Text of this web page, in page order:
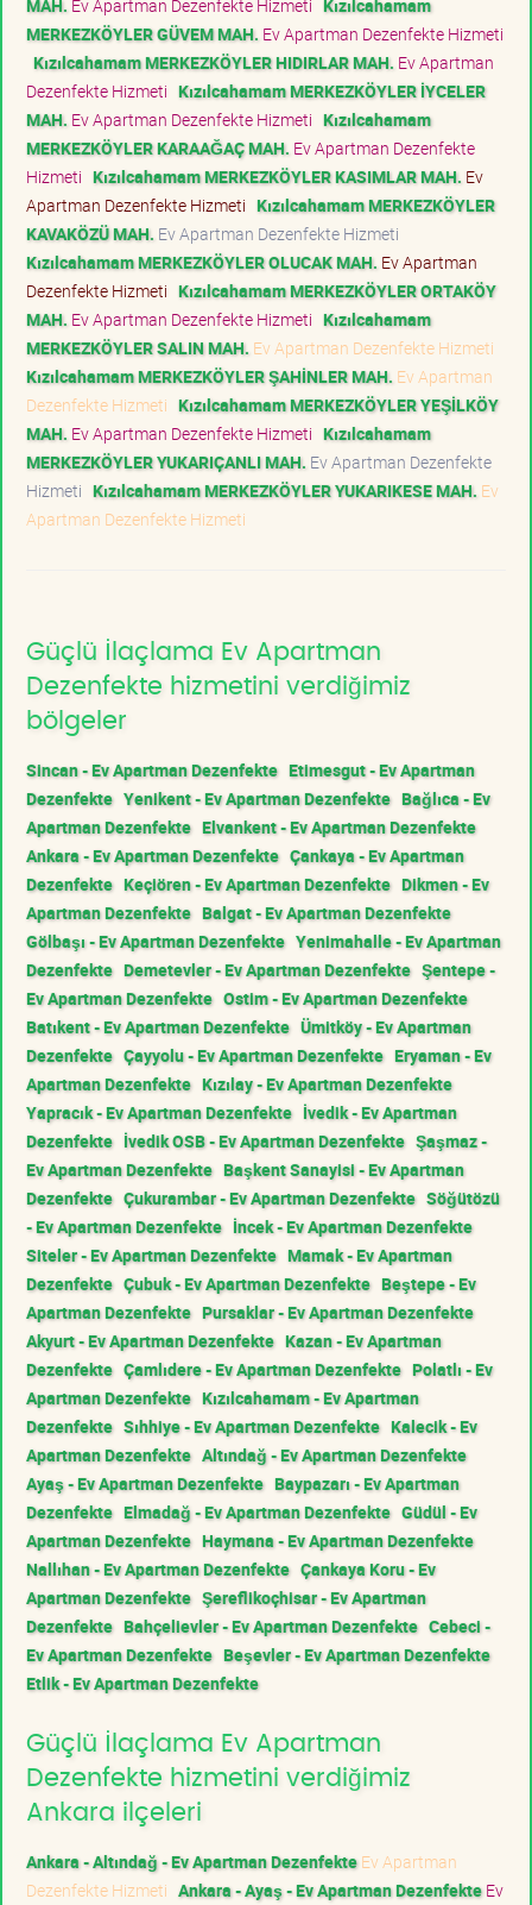
MAH. Ev Apartman Dezenfekte Hizmeti
Kızılcahamam
MERKEZKÖYLER GÜVEM MAH. Ev Apartman Dezenfekte Hizmeti
Kızılcahamam MERKEZKÖYLER HIDIRLAR MAH. Ev Apartman
Dezenfekte Hizmeti Kızılcahamam MERKEZKÖYLER İYCELER
MAH. Ev Apartman Dezenfekte Hizmeti Kızılcahamam
MERKEZKÖYLER KARAAĞAÇ MAH. Ev Apartman Dezenfekte
Hizmeti Kızılcahamam MERKEZKÖYLER KASIMLAR MAH. Ev
Apartman Dezenfekte Hizmeti Kızılcahamam MERKEZKÖYLER
KAVAKÖZÜ MAH. Ev Apartman Dezenfekte Hizmeti
Kızılcahamam MERKEZKÖYLER OLUCAK MAH. Ev Apartman
Dezenfekte Hizmeti Kızılcahamam MERKEZKÖYLER ORTAKÖY
MAH. Ev Apartman Dezenfekte Hizmeti Kızılcahamam
MERKEZKÖYLER SALIN MAH. Ev Apartman Dezenfekte Hizmeti
Kızılcahamam MERKEZKÖYLER ŞAHİNLER MAH. Ev Apartman
Dezenfekte Hizmeti Kızılcahamam MERKEZKÖYLER YEŞİLKÖY
MAH. Ev Apartman Dezenfekte Hizmeti Kızılcahamam
MERKEZKÖYLER YUKARIÇANLI MAH. Ev Apartman Dezenfekte
Hizmeti Kızılcahamam MERKEZKÖYLER YUKARIKESE MAH. Ev
Apartman Dezenfekte Hizmeti
Güçlü İlaçlama Ev Apartman
Dezenfekte hizmetini verdiğimiz
bölgeler
Sincan - Ev Apartman Dezenfekte Etimesgut - Ev Apartman
Dezenfekte Yenikent - Ev Apartman Dezenfekte Bağlıca - Ev
Apartman Dezenfekte Elvankent - Ev Apartman Dezenfekte
Ankara - Ev Apartman Dezenfekte Çankaya - Ev Apartman
Dezenfekte Keçiören - Ev Apartman Dezenfekte Dikmen - Ev
Apartman Dezenfekte Balgat - Ev Apartman Dezenfekte
Gölbaşı - Ev Apartman Dezenfekte Yenimahalle - Ev Apartman
Dezenfekte Demetevler - Ev Apartman Dezenfekte Şentepe -
Ev Apartman Dezenfekte Ostim - Ev Apartman Dezenfekte
Batıkent - Ev Apartman Dezenfekte Ümitköy - Ev Apartman
Dezenfekte Çayyolu - Ev Apartman Dezenfekte Eryaman - Ev
Apartman Dezenfekte Kızılay - Ev Apartman Dezenfekte
Yapracık - Ev Apartman Dezenfekte İvedik - Ev Apartman
Dezenfekte İvedik OSB - Ev Apartman Dezenfekte Şaşmaz -
Ev Apartman Dezenfekte Başkent Sanayisi - Ev Apartman
Dezenfekte Çukurambar - Ev Apartman Dezenfekte Söğütözü
- Ev Apartman Dezenfekte İncek - Ev Apartman Dezenfekte
Siteler - Ev Apartman Dezenfekte Mamak - Ev Apartman
Dezenfekte Çubuk - Ev Apartman Dezenfekte Beştepe - Ev
Apartman Dezenfekte Pursaklar - Ev Apartman Dezenfekte
Akyurt - Ev Apartman Dezenfekte Kazan - Ev Apartman
Dezenfekte Çamlıdere - Ev Apartman Dezenfekte Polatlı - Ev
Apartman Dezenfekte Kızılcahamam - Ev Apartman
Dezenfekte Sıhhiye - Ev Apartman Dezenfekte Kalecik - Ev
Apartman Dezenfekte Altındağ - Ev Apartman Dezenfekte
Ayaş - Ev Apartman Dezenfekte Baypazarı - Ev Apartman
Dezenfekte Elmadağ - Ev Apartman Dezenfekte Güdül - Ev
Apartman Dezenfekte Haymana - Ev Apartman Dezenfekte
Nallıhan - Ev Apartman Dezenfekte Çankaya Koru - Ev
Apartman Dezenfekte Şereflikoçhisar - Ev Apartman
Dezenfekte Bahçelievler - Ev Apartman Dezenfekte Cebeci -
Ev Apartman Dezenfekte Beşevler - Ev Apartman Dezenfekte
Etlik - Ev Apartman Dezenfekte
Güçlü İlaçlama Ev Apartman
Dezenfekte hizmetini verdiğimiz
Ankara ilçeleri
Ankara - Altındağ - Ev Apartman DezenfekteEv Apartman
Dezenfekte Hizmeti Ankara - Ayaş - Ev Apartman DezenfekteEv